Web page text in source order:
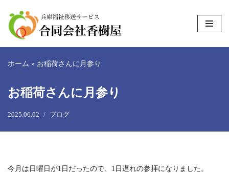
コ
ン
へ
キ
ッ
ホーム » お稲荷さんに月参り
お稲荷さんに月参り
2025.06.02 ブログ
今月は日曜日が1日だったので、1日遅れの参拝になりました。